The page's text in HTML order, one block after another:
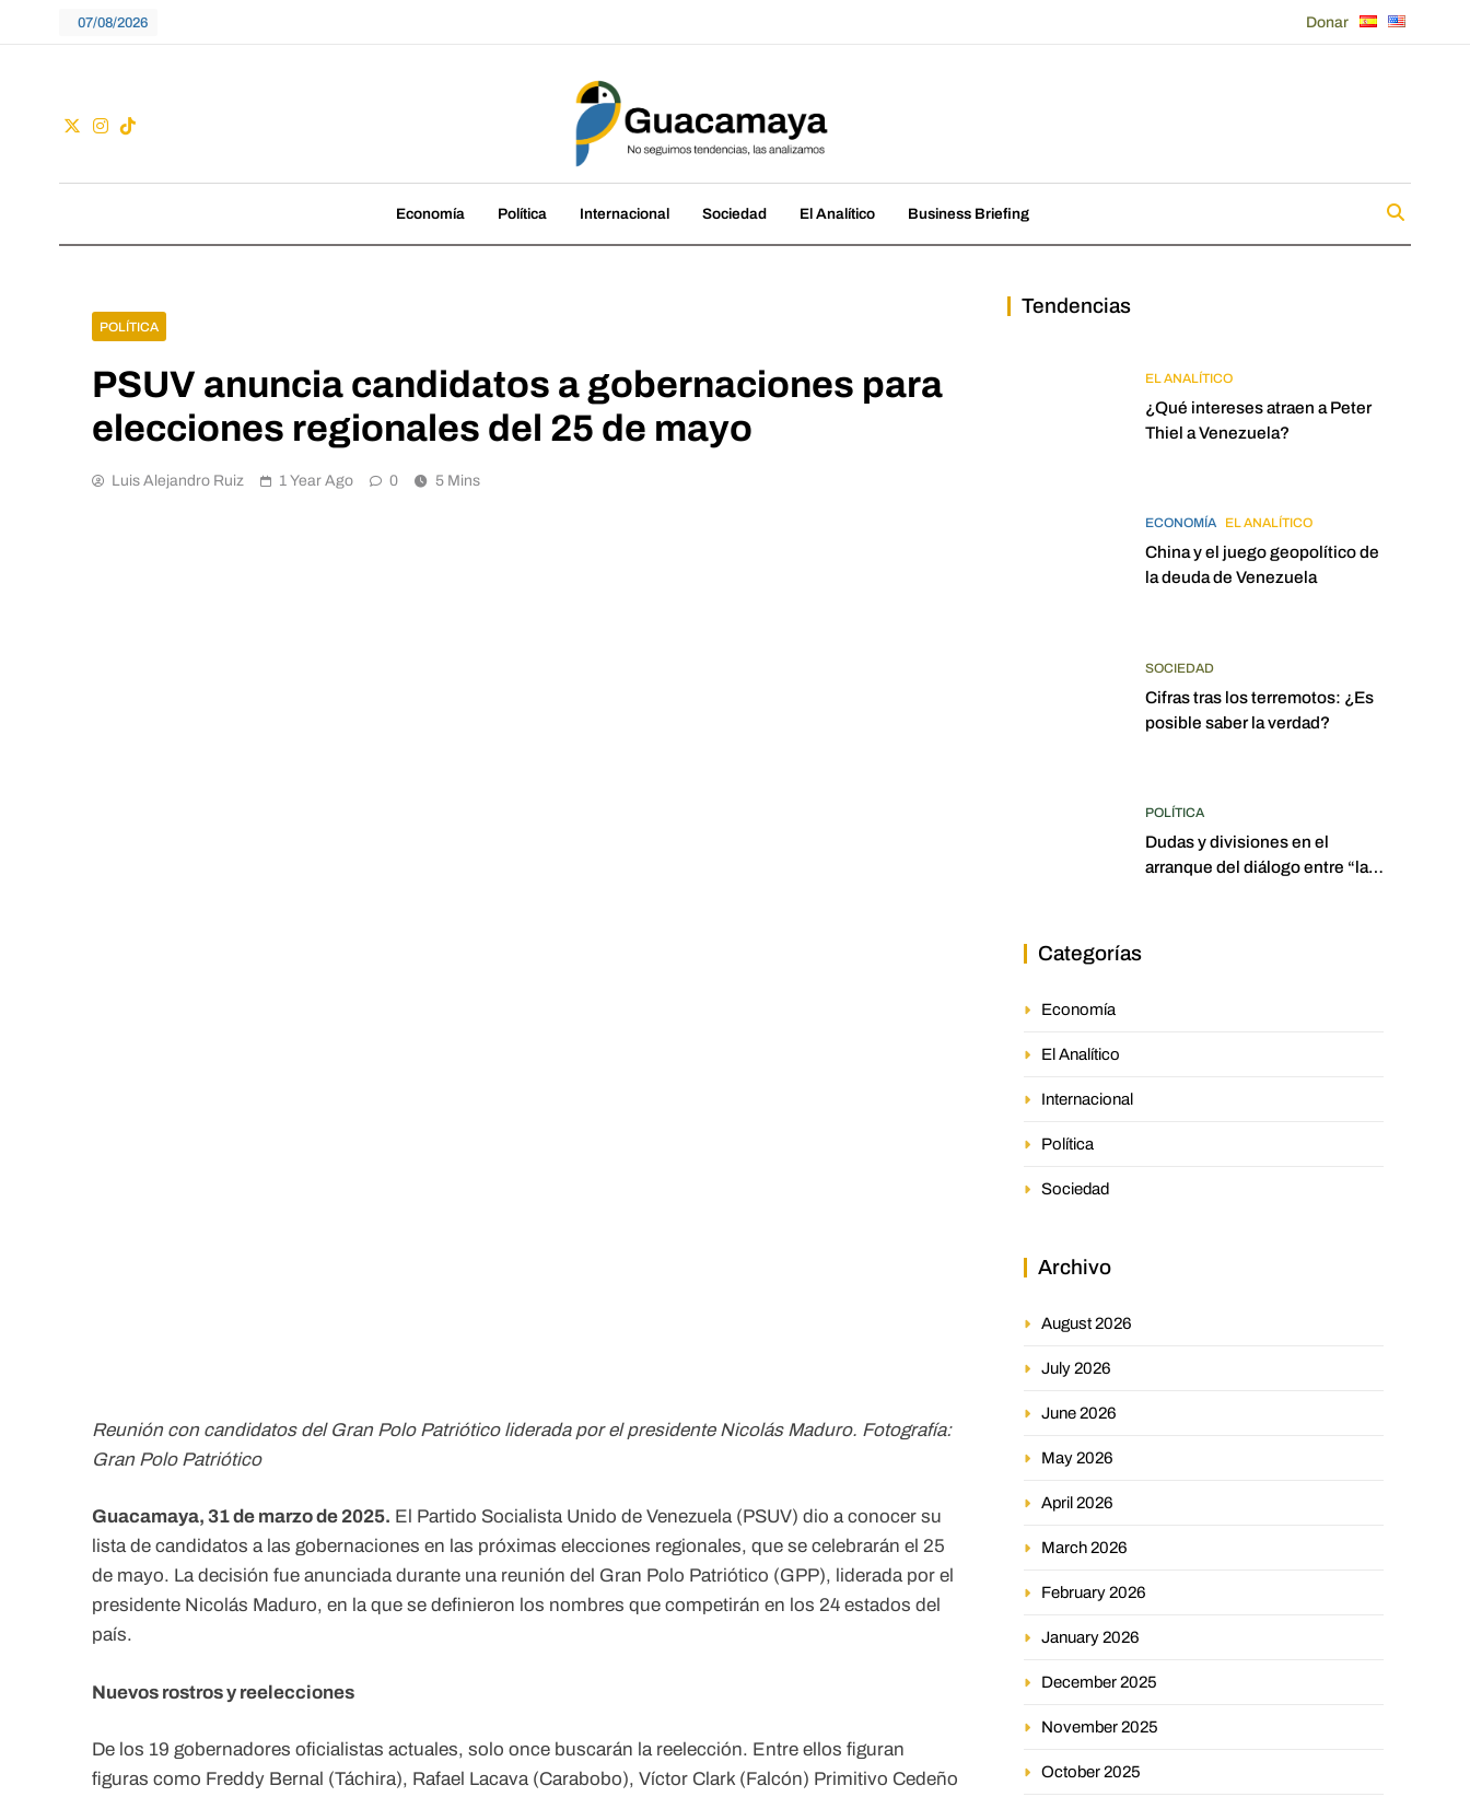
07/08/2026 Donar
Guacamaya
Economía Política Internacional Sociedad El Analítico Business Briefing
POLÍTICA
PSUV anuncia candidatos a gobernaciones para
elecciones regionales del 25 de mayo
Luis Alejandro Ruiz 1 Year Ago 0 5 Mins
Reunión con candidatos del Gran Polo Patriótico liderada por el presidente Nicolás Maduro. Fotografía:
Gran Polo Patriótico
Guacamaya, 31 de marzo de 2025. El Partido Socialista Unido de Venezuela (PSUV) dio a conocer su
lista de candidatos a las gobernaciones en las próximas elecciones regionales, que se celebrarán el 25
de mayo. La decisión fue anunciada durante una reunión del Gran Polo Patriótico (GPP), liderada por el
presidente Nicolás Maduro, en la que se definieron los nombres que competirán en los 24 estados del
país.
Nuevos rostros y reelecciones
De los 19 gobernadores oficialistas actuales, solo once buscarán la reelección. Entre ellos figuran
figuras como Freddy Bernal (Táchira), Rafael Lacava (Carabobo), Víctor Clark (Falcón) Primitivo Cedeño
Tendencias
EL ANALÍTICO
¿Qué intereses atraen a Peter
Thiel a Venezuela?
ECONOMÍA EL ANALÍTICO
China y el juego geopolítico de
la deuda de Venezuela
SOCIEDAD
Cifras tras los terremotos: ¿Es
posible saber la verdad?
POLÍTICA
Dudas y divisiones en el
arranque del diálogo entre “las
Categorías
Economía
El Analítico
Internacional
Política
Sociedad
Archivo
August 2026
July 2026
June 2026
May 2026
April 2026
March 2026
February 2026
January 2026
December 2025
November 2025
October 2025